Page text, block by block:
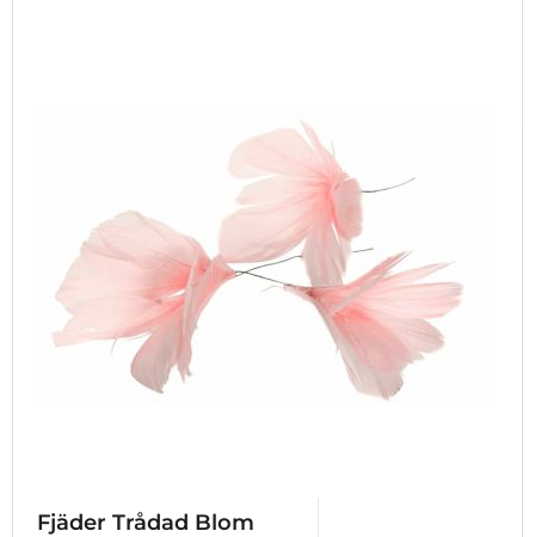
Fjäder Trådad Blom